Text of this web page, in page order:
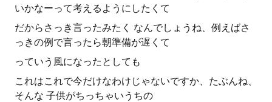
いかなーって考えるようにしたくて
だからさっき言ったみたく なんでしょうね、例えばさ
っきの例で言ったら朝準備が遅くて
っていう風になったとしても
これはこれで今だけなわけじゃないですか、たぶんね、
そんな 子供がちっちゃいうちの